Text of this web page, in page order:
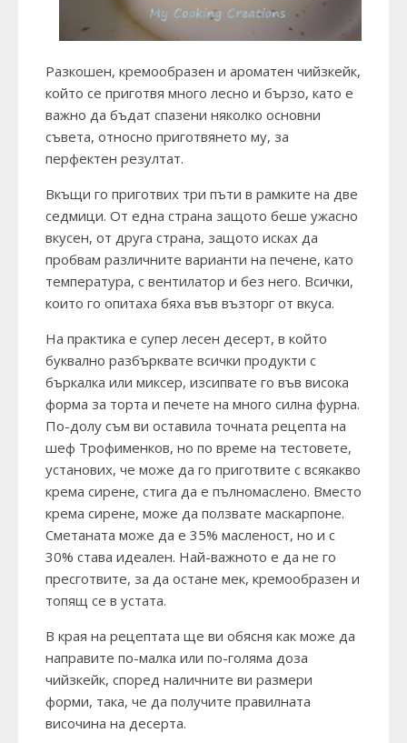
Разкошен, кремообразен и ароматен чийзкейк,
който се приготвя много лесно и бързо, като е
важно да бъдат спазени няколко основни
съвета, относно приготвянето му, за
перфектен резултат.
Вкъщи го приготвих три пъти в рамките на две
седмици. От една страна защото беше ужасно
вкусен, от друга страна, защото исках да
пробвам различните варианти на печене, като
температура, с вентилатор и без него. Всички,
които го опитаха бяха във възторг от вкуса.
На практика е супер лесен десерт, в който
буквално разбърквате всички продукти с
бъркалка или миксер, изсипвате го във висока
форма за торта и печете на много силна фурна.
По-долу съм ви оставила точната рецепта на
шеф Трофименков, но по време на тестовете,
установих, че може да го приготвите с всякакво
крема сирене, стига да е пълномаслено. Вместо
крема сирене, може да ползвате маскарпоне.
Сметаната може да е 35% масленост, но и с
30% става идеален. Най-важното е да не го
пресготвите, за да остане мек, кремообразен и
топящ се в устата.
В края на рецептата ще ви обясня как може да
направите по-малка или по-голяма доза
чийзкейк, според наличните ви размери
форми, така, че да получите правилната
височина на десерта.